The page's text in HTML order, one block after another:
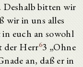
Deshalb bitten wir
wir in uns alles
in euch an sowohl
der Herr63 „Ohne
an, daß er in